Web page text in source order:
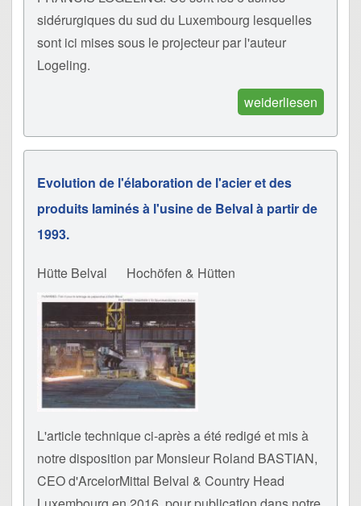
sidérurgiques du sud du Luxembourg lesquelles
sont ici mises sous le projecteur par l'auteur
Logeling.
weiderliesen
Evolution de l'élaboration de l'acier et des
produits laminés à l'usine de Belval à partir de
1993.
Hütte Belval Hochöfen & Hütten
L'article technique ci-après a été redigé et mis à
notre disposition par Monsieur Roland BASTIAN,
CEO d'ArcelorMittal Belval & Country Head